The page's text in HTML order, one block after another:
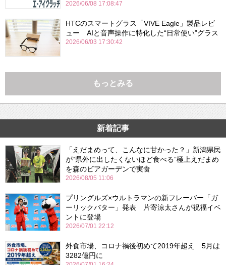
2026/06/08 17:08:47
HTCのスマートグラス「VIVE Eagle」製品レビ
ュー AIと音声操作に特化した“日常使い”グラス
2026/06/03 17:30:42
もっとみる
新着記事
「えだまめって、こんなに甘かった？」新潟県民
が“県外に出したくないほど食べる”極上えだまめ
を森のビアガーデンで実食
2026/08/05 11:06
プリングルズ×ウルトラマンの新フレーバー「ガ
ーリックバター」発表 片寄涼太さんが祝福イベ
ントに登場
2026/07/01 22:12
外食市場、コロナ禍後初めて2019年超え 5月は
3282億円に